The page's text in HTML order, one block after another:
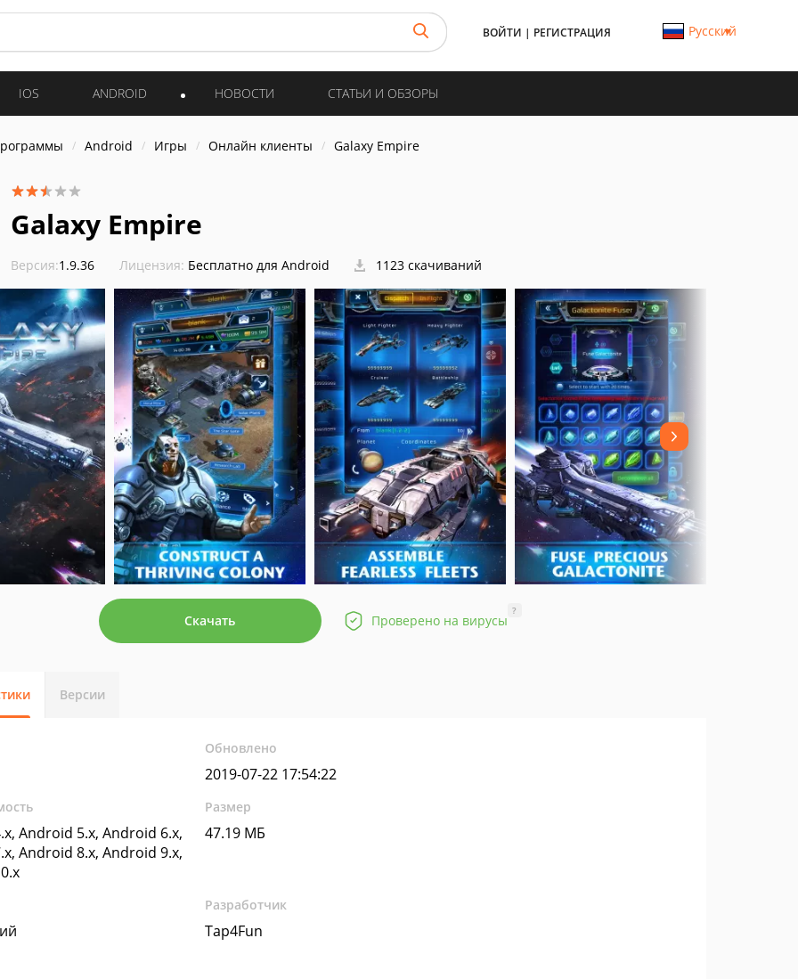
ВОЙТИ | РЕГИСТРАЦИЯ Русский
IOS ANDROID НОВОСТИ СТАТЬИ И ОБЗОРЫ
Android Игры Онлайн клиенты Galaxy Empire
Galaxy Empire
Версия:1.9.36 Лицензия: Бесплатно для Android 1123 скачиваний
Скачать Проверено на вирусы
?
Версии
Обновлено
2019-07-22 17:54:22
Android 5.x, Android 6.x,
Android 8.x, Android 9.x,
Размер
47.19 МБ
Разработчик
Tap4Fun